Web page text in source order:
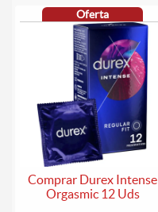
Oferta
Comprar Durex Intense
Orgasmic 12 Uds